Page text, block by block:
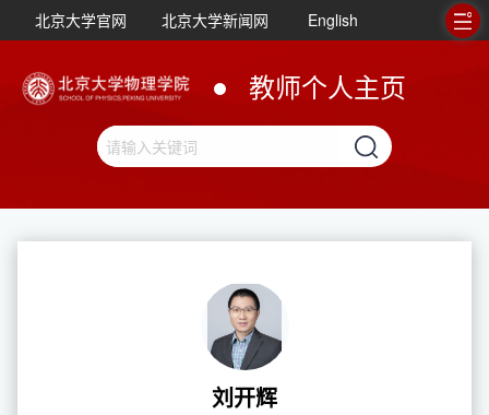
北京大学官网 北京大学新闻网 English
教师个人主页
刘开辉